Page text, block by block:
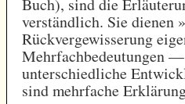
verständlich. Sie dienen
Rückvergewisserung
Mehrfachbedeutungen
unterschiedliche
sind mehrfache